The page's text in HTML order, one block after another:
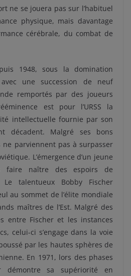
ne se jouera pas sur l’habituel
physique, mais davantage
cérébrale, du combat de
1948, sous la domination
avec une succession de neuf
remportés par des joueurs
est pour l’URSS la
intellectuelle fournie par son
décadent. Malgré ses bons
ne parviennent pas à surpasser
L’émergence d’un jeune
faire naître des espoirs de
Le talentueux Bobby Fischer
au sommet de l’élite mondiale
maîtres de l’Est. Malgré des
entre Fischer et les instances
celui-ci s’engage dans la voie
par les hautes sphères de
En 1971, lors des phases
démontre sa supériorité en